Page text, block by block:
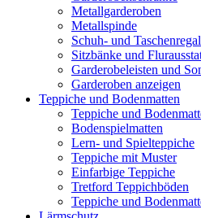
Metallgarderoben
Metallspinde
Schuh- und
Sitzbänke und
Garderobeleisten und
Garderoben anzeigen
Teppiche und Bodenmatten
Teppiche und
Bodenspielmatten
Lern- und Spielteppiche
Teppiche mit Muster
Einfarbige Teppiche
Tretford Teppichböden
Teppiche und